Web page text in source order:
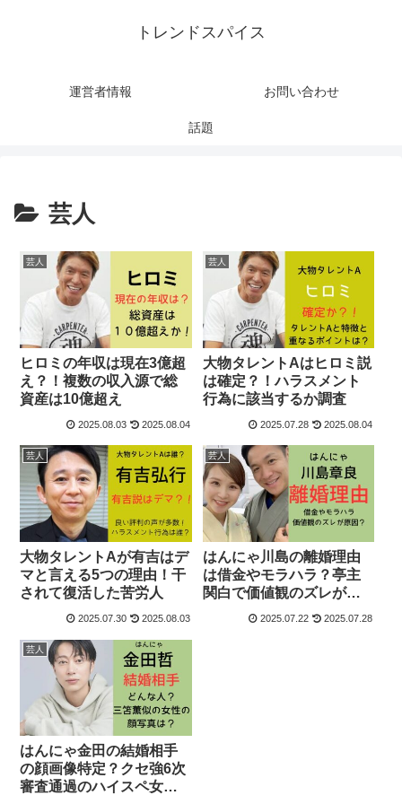
トレンドスパイス
運営者情報 お問い合わせ
話題
芸人
芸人
ヒロミの年収は現在3億超
え？！複数の収入源で総
資産は10億超え
2025.08.03 2025.08.04
芸人
大物タレントAはヒロミ説
は確定？！ハラスメント
行為に該当するか調査
2025.07.28 2025.08.04
芸人
大物タレントAが有吉はデ
マと言える5つの理由！干
されて復活した苦労人
2025.07.30 2025.08.03
芸人
はんにゃ川島の離婚理由
は借金やモラハラ？亭主
関白で価値観のズレがヤ
バかった
2025.07.22 2025.07.28
芸人
はんにゃ金田の結婚相手
の顔画像特定？クセ強6次
審査通過のハイスペ女